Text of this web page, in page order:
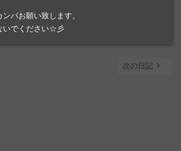
パお願い致します。
いでください☆彡
次の日記 navigate_next